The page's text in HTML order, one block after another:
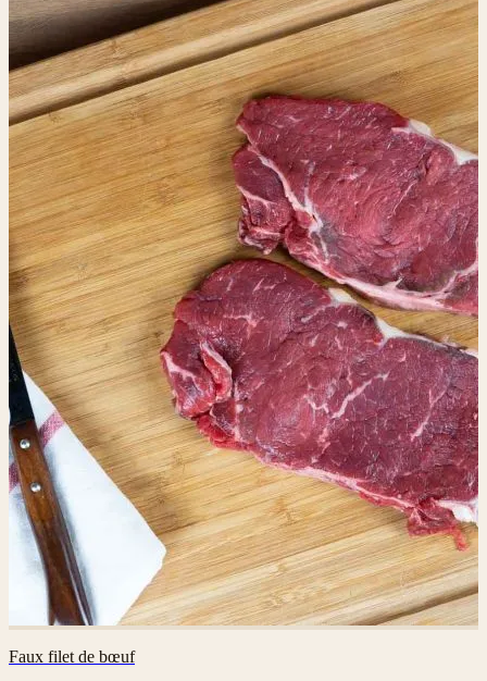
Faux filet de bœuf